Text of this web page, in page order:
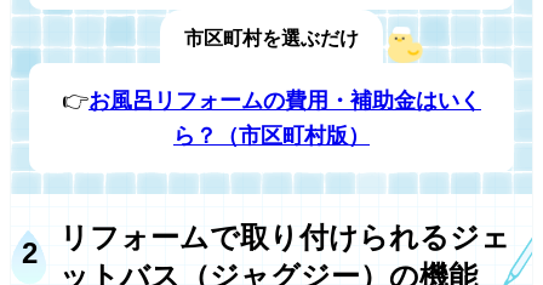
市区町村を選ぶだけ
👉お風呂リフォームの費用・補助金はいく
ら？（市区町村版）
リフォームで取り付けられるジェ
ットバス（ジャグジー）の機能